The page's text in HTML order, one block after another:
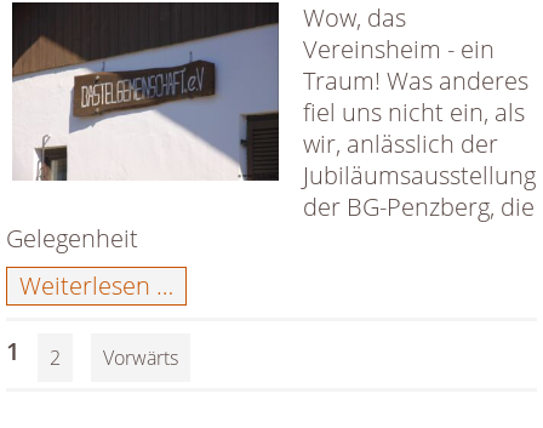
Wow, das
Vereinsheim - ein
Traum! Was anderes
fiel uns nicht ein, als
wir, anlässlich der
Jubiläumsausstellung
der BG-Penzberg, die
Gelegenheit
Weiterlesen …
in
Penzberg
1 2 Vorwärts